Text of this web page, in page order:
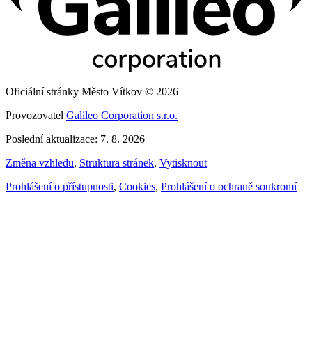
Oficiální stránky Město Vítkov © 2026
Provozovatel Galileo Corporation s.r.o.
Poslední aktualizace: 7. 8. 2026
Změna vzhledu, Struktura stránek, Vytisknout
Prohlášení o přístupnosti, Cookies, Prohlášení o ochraně soukromí